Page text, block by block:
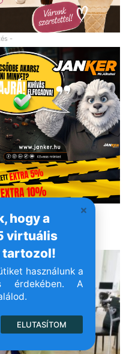
hogy a
virtuális
tartozol!
használunk a
érdekében. A
ELUTASÍTOM
-